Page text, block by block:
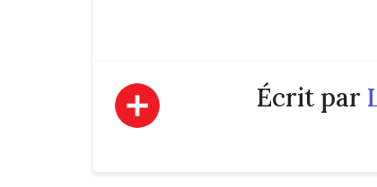
Écrit par